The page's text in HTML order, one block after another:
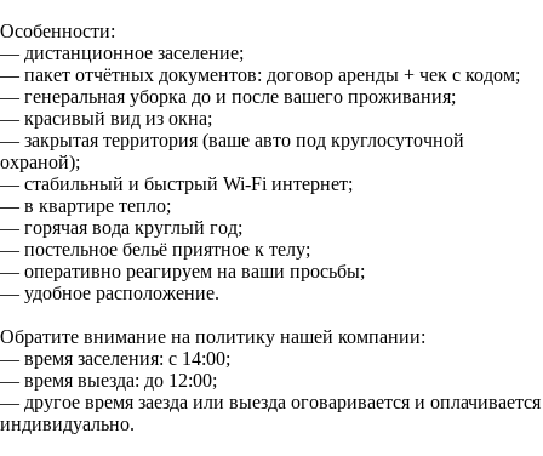
Особенности:
— дистанционное заселение;
— пакет отчётных документов: договор аренды + чек с кодом;
— генеральная уборка до и после вашего проживания;
— красивый вид из окна;
— закрытая территория (ваше авто под круглосуточной
охраной);
— стабильный и быстрый Wi-Fi интернет;
— в квартире тепло;
— горячая вода круглый год;
— постельное бельё приятное к телу;
— оперативно реагируем на ваши просьбы;
— удобное расположение.
Обратите внимание на политику нашей компании:
— время заселения: с 14:00;
— время выезда: до 12:00;
— другое время заезда или выезда оговаривается и оплачивается
индивидуально.